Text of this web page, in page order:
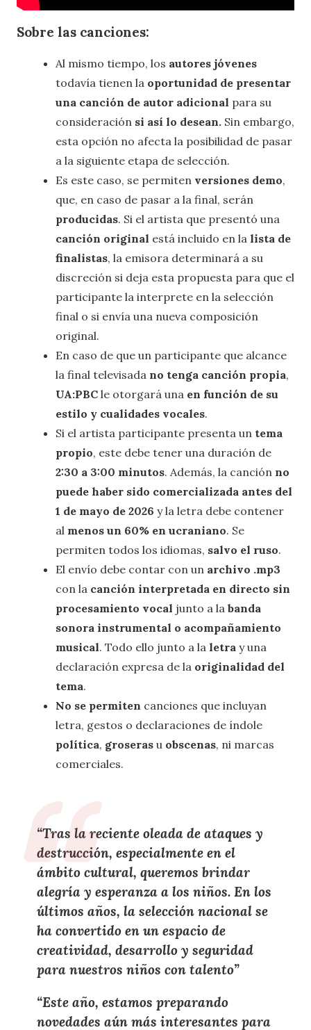
Sobre las canciones:
Al mismo tiempo, los autores jóvenes
todavía tienen la oportunidad de presentar
una canción de autor adicional para su
consideración si así lo desean. Sin embargo,
esta opción no afecta la posibilidad de pasar
a la siguiente etapa de selección.
Es este caso, se permiten versiones demo,
que, en caso de pasar a la final, serán
producidas. Si el artista que presentó una
canción original está incluido en la lista de
finalistas, la emisora determinará a su
discreción si deja esta propuesta para que el
participante la interprete en la selección
final o si envía una nueva composición
original.
En caso de que un participante que alcance
la final televisada no tenga canción propia,
UA:PBC le otorgará una en función de su
estilo y cualidades vocales.
Si el artista participante presenta un tema
propio, este debe tener una duración de
2:30 a 3:00 minutos. Además, la canción no
puede haber sido comercializada antes del
1 de mayo de 2026 y la letra debe contener
al menos un 60% en ucraniano. Se
permiten todos los idiomas, salvo el ruso.
El envío debe contar con un archivo .mp3
con la canción interpretada en directo sin
procesamiento vocal junto a la banda
sonora instrumental o acompañamiento
musical. Todo ello junto a la letra y una
declaración expresa de la originalidad del
tema.
No se permiten canciones que incluyan
letra, gestos o declaraciones de índole
política, groseras u obscenas, ni marcas
comerciales.
“Tras la reciente oleada de ataques y
destrucción, especialmente en el
ámbito cultural, queremos brindar
alegría y esperanza a los niños. En los
últimos años, la selección nacional se
ha convertido en un espacio de
creatividad, desarrollo y seguridad
para nuestros niños con talento”
“Este año, estamos preparando
novedades aún más interesantes para